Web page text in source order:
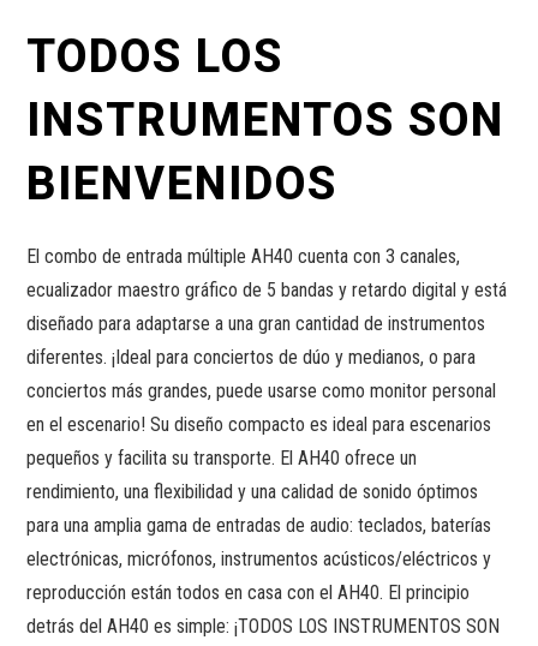
TODOS LOS
INSTRUMENTOS SON
BIENVENIDOS
El combo de entrada múltiple AH40 cuenta con 3 canales,
ecualizador maestro gráfico de 5 bandas y retardo digital y está
diseñado para adaptarse a una gran cantidad de instrumentos
diferentes. ¡Ideal para conciertos de dúo y medianos, o para
conciertos más grandes, puede usarse como monitor personal
en el escenario! Su diseño compacto es ideal para escenarios
pequeños y facilita su transporte. El AH40 ofrece un
rendimiento, una flexibilidad y una calidad de sonido óptimos
para una amplia gama de entradas de audio: teclados, baterías
electrónicas, micrófonos, instrumentos acústicos/eléctricos y
reproducción están todos en casa con el AH40. El principio
detrás del AH40 es simple: ¡TODOS LOS INSTRUMENTOS SON